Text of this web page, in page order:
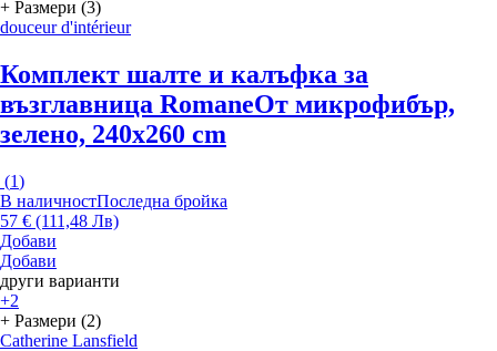
+ Размери (3)
douceur d'intérieur
Комплект шалте и калъфка за
възглавница RomaneОт микрофибър,
зелено, 240x260 cm
(1)
В наличностПоследна бройка
57 € (111,48 Лв)
Добави
Добави
други варианти
+2
+ Размери (2)
Catherine Lansfield